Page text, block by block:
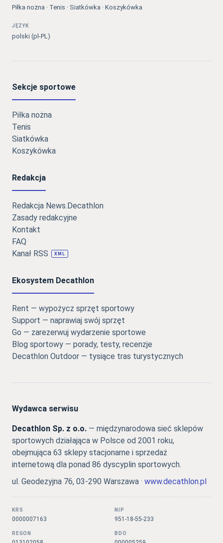
Piłka nożna · Tenis · Siatkówka · Koszykówka
JĘZYK
polski (pl-PL)
Sekcje sportowe
Piłka nożna
Tenis
Siatkówka
Koszykówka
Redakcja
Redakcja News.Decathlon
Zasady redakcyjne
Kontakt
FAQ
Kanał RSS
XML
Ekosystem Decathlon
Rent — wypożycz sprzęt sportowy
Support — naprawiaj swój sprzęt
Go — zarezerwuj wydarzenie sportowe
Blog sportowy — porady, testy, recenzje
Decathlon Outdoor — tysiące tras turystycznych
Wydawca serwisu
Decathlon Sp. z o.o. — międzynarodowa sieć sklepów
sportowych działająca w Polsce od 2001 roku,
obejmująca 63 sklepy stacjonarne i sprzedaż
internetową dla ponad 86 dyscyplin sportowych.
ul. Geodezyjna 76, 03-290 Warszawa · www.decathlon.pl
KRS
0000007163
NIP
951-18-55-233
REGON BDO